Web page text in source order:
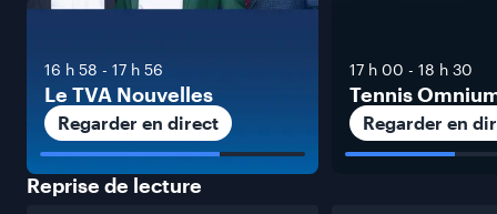
16 h 58 - 17 h 56
Le TVA Nouvelles
Regarder en direct
17 h 00 - 18 h 30
Tennis
Regarder en
Reprise de lecture